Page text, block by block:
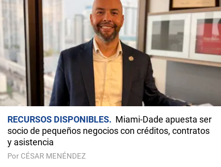
RECURSOS DISPONIBLES
Miami-Dade apuesta ser
socio de pequeños negocios con créditos, contratos
y asistencia
Por CÉSAR MENÉNDEZ